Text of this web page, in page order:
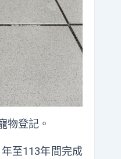
物登記。
至113年間完成